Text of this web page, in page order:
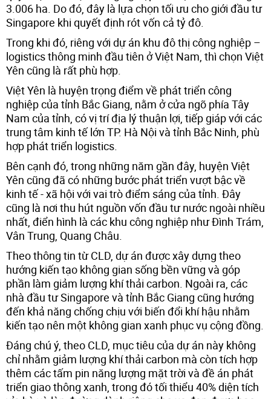
3.006 ha. Do đó, đây là lựa chọn tối ưu cho giới đầu tư
Singapore khi quyết định rót vốn cả tỷ đô.
Trong khi đó, riêng với dự án khu đô thị công nghiệp –
logistics thông minh đầu tiên ở Việt Nam, thì chọn Việt
Yên cũng là rất phù hợp.
Việt Yên là huyện trọng điểm về phát triển công
nghiệp của tỉnh Bắc Giang, nằm ở cửa ngõ phía Tây
Nam của tỉnh, có vị trí địa lý thuận lợi, tiếp giáp với các
trung tâm kinh tế lớn TP. Hà Nội và tỉnh Bắc Ninh, phù
hợp phát triển logistics.
Bên cạnh đó, trong những năm gần đây, huyện Việt
Yên cũng đã có những bước phát triển vượt bậc về
kinh tế - xã hội với vai trò điểm sáng của tỉnh. Đây
cũng là nơi thu hút nguồn vốn đầu tư nước ngoài nhiều
nhất, điển hình là các khu công nghiệp như Đình Trám,
Vân Trung, Quang Châu.
Theo thông tin từ CLD, dự án được xây dựng theo
hướng kiến tạo không gian sống bền vững và góp
phần làm giảm lượng khí thải carbon. Ngoài ra, các
nhà đầu tư Singapore và tỉnh Bắc Giang cũng hướng
đến khả năng chống chịu với biến đổi khí hậu nhằm
kiến tạo nên một không gian xanh phục vụ cộng đồng.
Đáng chú ý, theo CLD, mục tiêu của dự án này không
chỉ nhằm giảm lượng khí thải carbon mà còn tích hợp
thêm các tấm pin năng lượng mặt trời và đề án phát
triển giao thông xanh, trong đó tối thiểu 40% diện tích